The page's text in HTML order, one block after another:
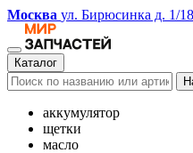
Москва ул. Бирюсинка д. 1/
Каталог
аккумулятор
щетки
масло